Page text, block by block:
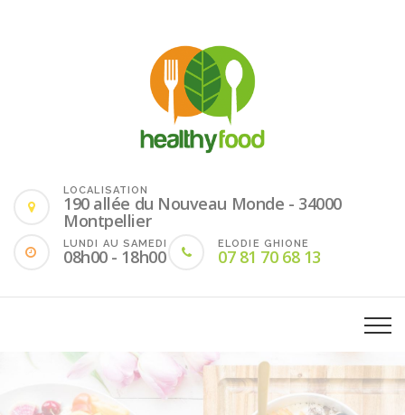
LOCALISATION
190 allée du Nouveau Monde - 34000
Montpellier
LUNDI AU SAMEDI
08h00 - 18h00
ELODIE GHIONE
07 81 70 68 13